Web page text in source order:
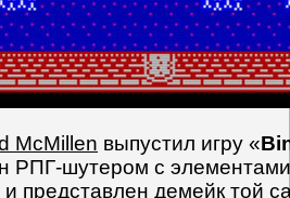
McMillen выпустил игру «
РПГ-шутером с
и представлен демейк той